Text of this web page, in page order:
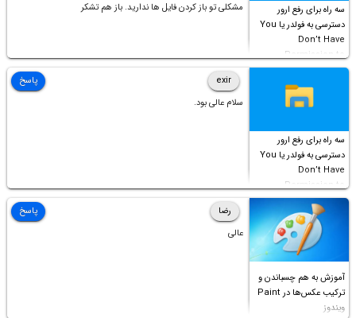
سه راه برای رفع ارور
دسترسی به فولدر یا You
Don’t Have
Permission to
Access this folder
مشکلی تو باز کردن فایل ها ندارید. باز هم تشکر
سه راه برای رفع ارور
دسترسی به فولدر یا You
Don’t Have
Permission to
Access this folder
exir
سلام عالی بود.
پاسخ
آموزش به هم چسباندن و
ترکیب عکس‌ها در Paint
ویندوز
رضا
عالی
پاسخ